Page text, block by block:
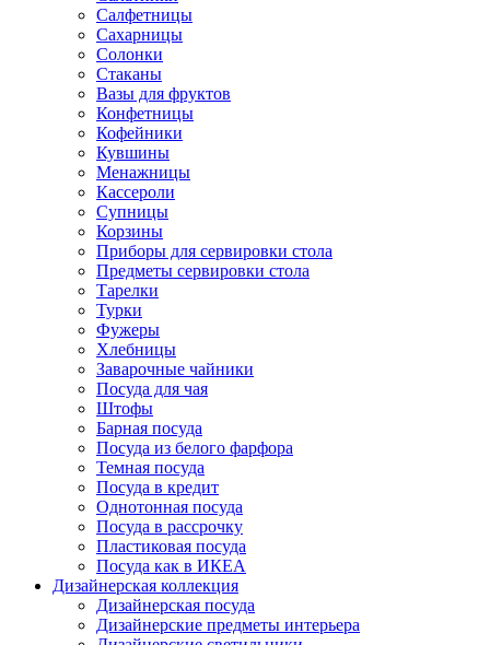
Салфетницы
Сахарницы
Солонки
Стаканы
Вазы для фруктов
Конфетницы
Кофейники
Кувшины
Менажницы
Кассероли
Супницы
Корзины
Приборы для сервировки стола
Предметы сервировки стола
Тарелки
Турки
Фужеры
Хлебницы
Заварочные чайники
Посуда для чая
Штофы
Барная посуда
Посуда из белого фарфора
Темная посуда
Посуда в кредит
Однотонная посуда
Посуда в рассрочку
Пластиковая посуда
Посуда как в ИКЕА
Дизайнерская коллекция
Дизайнерская посуда
Дизайнерские предметы интерьера